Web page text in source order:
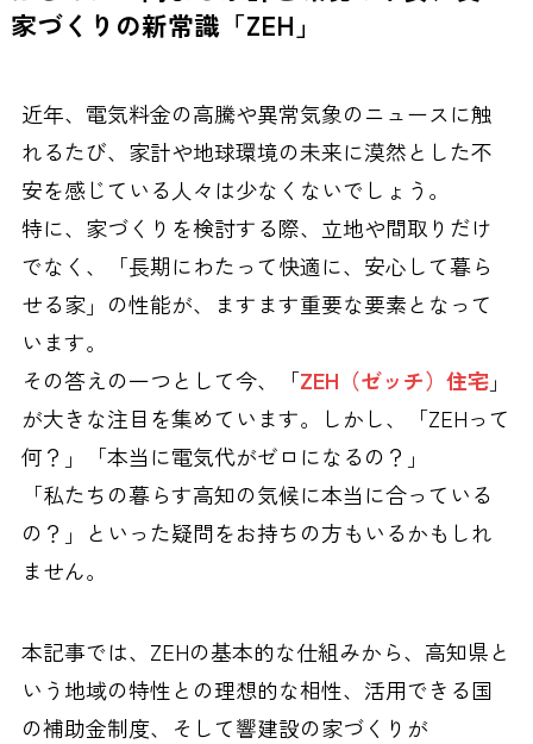
家づくりの新常識「ZEH」
近年、電気料金の高騰や異常気象のニュースに触
れるたび、家計や地球環境の未来に漠然とした不
安を感じている人々は少なくないでしょう。
特に、家づくりを検討する際、立地や間取りだけ
でなく、「長期にわたって快適に、安心して暮ら
せる家」の性能が、ますます重要な要素となって
います。
その答えの一つとして今、「ZEH（ゼッチ）住宅」
が大きな注目を集めています。しかし、「ZEHって
何？」「本当に電気代がゼロになるの？」
「私たちの暮らす高知の気候に本当に合っている
の？」といった疑問をお持ちの方もいるかもしれ
ません。
本記事では、ZEHの基本的な仕組みから、高知県と
いう地域の特性との理想的な相性、活用できる国
の補助金制度、そして響建設の家づくりが